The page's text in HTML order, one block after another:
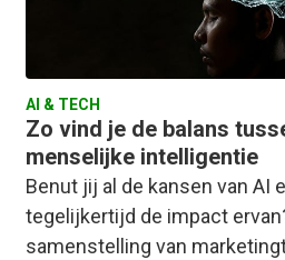
AI & TECH
Zo vind je de balans
menselijke intelligentie
Benut jij al de kansen van AI
tegelijkertijd de impact
samenstelling van